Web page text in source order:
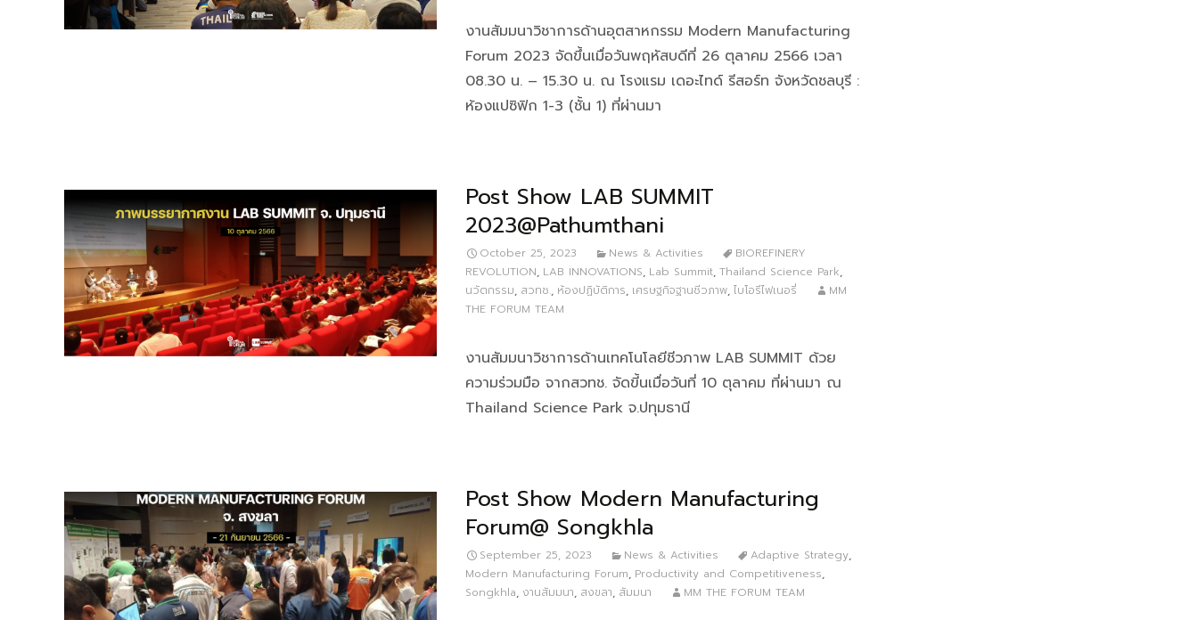
งานสัมมนาวิชาการด้านอุตสาหกรรม Modern Manufacturing
Forum 2023 จัดขึ้นเมื่อวันพฤหัสบดีที่ 26 ตุลาคม 2566 เวลา
08.30 น. – 15.30 น. ณ โรงแรม เดอะไทด์ รีสอร์ท จังหวัดชลบุรี :
ห้องแปซิฟิก 1-3 (ชั้น 1) ที่ผ่านมา
Post Show LAB SUMMIT
2023@Pathumthani
October 25, 2023 News & Activities
BIOREFINERY
REVOLUTION, LAB INNOVATIONS, Lab Summit, Thailand Science Park,
นวัตกรรม, สวทช., ห้องปฏิบัติการ, เศรษฐกิจฐานชีวภาพ, ไบโอรีไฟเนอรี่
MM
THE FORUM TEAM
งานสัมมนาวิชาการด้านเทคโนโลยีชีวภาพ LAB SUMMIT ด้วย
ความร่วมมือ จากสวทช. จัดขี้นเมื่อวันที่ 10 ตุลาคม ที่ผ่านมา ณ
Thailand Science Park จ.ปทุมธานี
Post Show Modern Manufacturing
Forum@ Songkhla
September 25, 2023 News & Activities Adaptive Strategy,
Modern Manufacturing Forum, Productivity and Competitiveness,
Songkhla, งานสัมมนา, สงขลา, สัมมนา MM THE FORUM TEAM